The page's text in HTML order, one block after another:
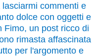
commenti e
dolce con oggetti e
Fimo, un post ricco di
rimasta affascinata
per l'argomento e